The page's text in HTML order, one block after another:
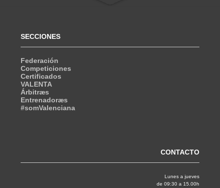
SECCIONES
Federación
Competiciones
Certificados
VALENTA
Árbitræs
Entrenadoræs
#somValenciana
CONTACTO
Lunes a jueves
de 09:30 a 15.00h